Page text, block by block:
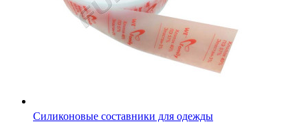
Силиконовые составники для одежды